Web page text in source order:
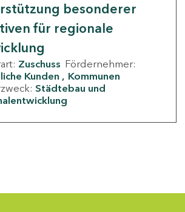
besonderer
für regionale
Zuschuss Fördernehmer:
Kunden
Kommunen
Städtebau und